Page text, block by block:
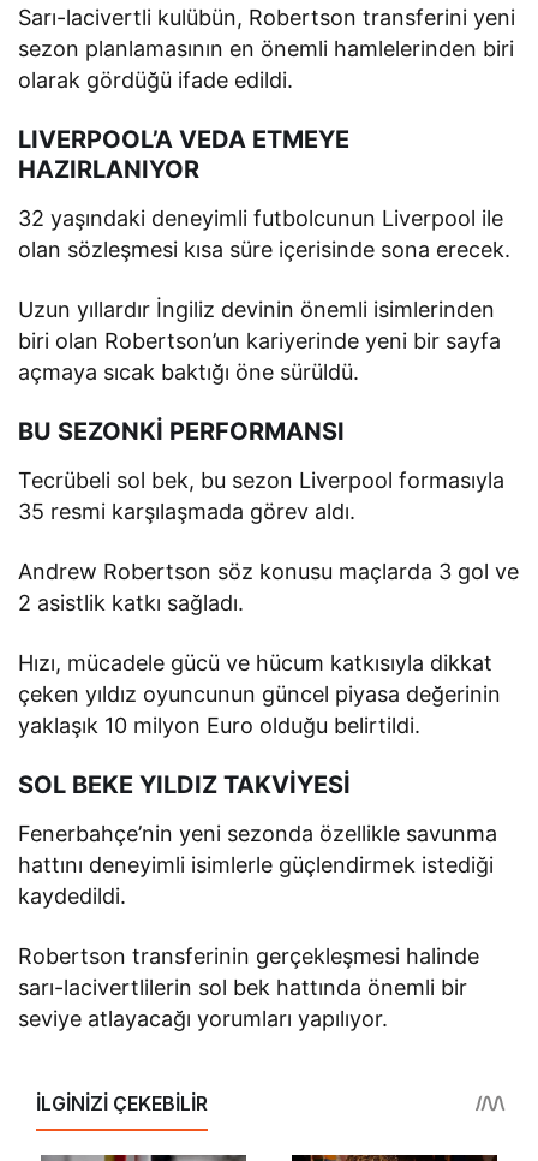
Sarı-lacivertli kulübün, Robertson transferini yeni
sezon planlamasının en önemli hamlelerinden biri
olarak gördüğü ifade edildi.
LIVERPOOL’A VEDA ETMEYE
HAZIRLANIYOR
32 yaşındaki deneyimli futbolcunun Liverpool ile
olan sözleşmesi kısa süre içerisinde sona erecek.
Uzun yıllardır İngiliz devinin önemli isimlerinden
biri olan Robertson’un kariyerinde yeni bir sayfa
açmaya sıcak baktığı öne sürüldü.
BU SEZONKİ PERFORMANSI
Tecrübeli sol bek, bu sezon Liverpool formasıyla
35 resmi karşılaşmada görev aldı.
Andrew Robertson söz konusu maçlarda 3 gol ve
2 asistlik katkı sağladı.
Hızı, mücadele gücü ve hücum katkısıyla dikkat
çeken yıldız oyuncunun güncel piyasa değerinin
yaklaşık 10 milyon Euro olduğu belirtildi.
SOL BEKE YILDIZ TAKVİYESİ
Fenerbahçe’nin yeni sezonda özellikle savunma
hattını deneyimli isimlerle güçlendirmek istediği
kaydedildi.
Robertson transferinin gerçekleşmesi halinde
sarı-lacivertlilerin sol bek hattında önemli bir
seviye atlayacağı yorumları yapılıyor.